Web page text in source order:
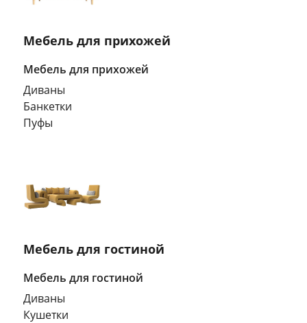
Мебель для прихожей
Мебель для прихожей
Диваны
Банкетки
Пуфы
Мебель для гостиной
Мебель для гостиной
Диваны
Кушетки